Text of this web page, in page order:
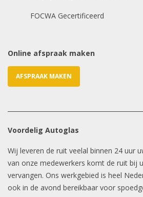
FOCWA Gecertificeerd
Online afspraak maken
AFSPRAAK MAKEN
Voordelig Autoglas
Wij leveren de ruit veelal binnen 24 uur
van onze medewerkers komt de ruit bij
vervangen. Ons werkgebied is heel
ook in de avond bereikbaar voor